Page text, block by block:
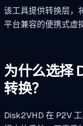
该工具提供转换层，
平台兼容的便携式虚
为什么选择
转换？
Disk2VHD 在 P2V